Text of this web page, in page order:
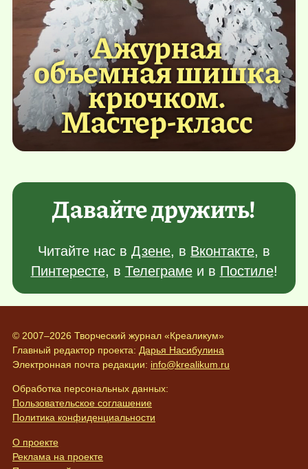
Ажурная
объемная шишка
крючком.
Мастер-класс
Давайте дружить!
Читайте нас в Дзене, в Вконтакте, в
Пинтересте, в Телеграмеи в Постиле!
© 2007–2026 Творческий журнал «Креаликум»
Главный редактор проекта: Дарья Насибулина
Электронная почта редакции: info@krealikum.ru
Обработка персональных данных:
Пользовательское соглашение
Политика конфиденциальности
О проекте
Реклама на проекте